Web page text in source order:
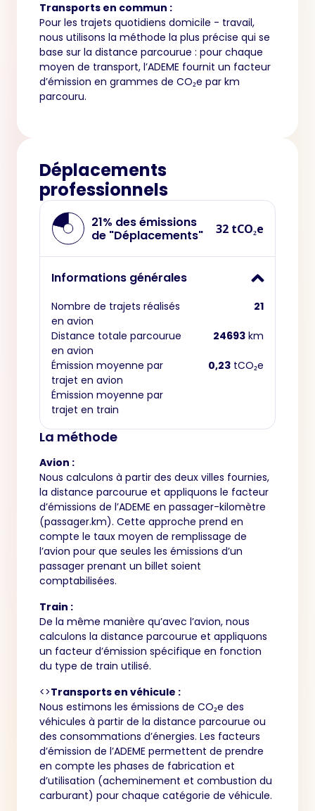
Transports en commun :
Pour les trajets quotidiens domicile - travail,
nous utilisons la méthode la plus précise qui se
base sur la distance parcourue : pour chaque
moyen de transport, l’ADEME fournit un facteur
d’émission en grammes de CO₂e par km
parcouru.
Déplacements
professionnels
21% des émissions
de "Déplacements"
32 tCO₂e
Informations générales
Nombre de trajets réalisés
en avion
21
Distance totale parcourue
en avion
24693 km
Émission moyenne par
trajet en avion
0,23 tCO₂e
Émission moyenne par
trajet en train
La méthode
Avion :
Nous calculons à partir des deux villes fournies,
la distance parcourue et appliquons le facteur
d’émissions de l’ADEME en passager-kilomètre
(passager.km). Cette approche prend en
compte le taux moyen de remplissage de
l’avion pour que seules les émissions d’un
passager prenant un billet soient
comptabilisées.
Train :
De la même manière qu’avec l’avion, nous
calculons la distance parcourue et appliquons
un facteur d’émission spécifique en fonction
du type de train utilisé.
<>Transports en véhicule :
Nous estimons les émissions de CO₂e des
véhicules à partir de la distance parcourue ou
des consommations d’énergies. Les facteurs
d’émission de l’ADEME permettent de prendre
en compte les phases de fabrication et
d’utilisation (acheminement et combustion du
carburant) pour chaque catégorie de véhicule.